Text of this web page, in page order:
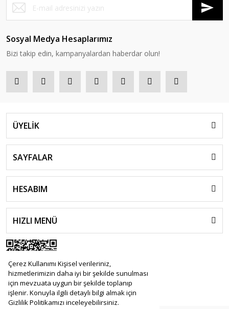
Çerez Kullanımı Kişisel verileriniz,
hizmetlerimizin daha iyi bir şekilde sunulması
için mevzuata uygun bir şekilde toplanıp
işlenir. Konuyla ilgili detaylı bilgi almak için
Gizlilik Politikamızı inceleyebilirsiniz.
Sosyal Medya Hesaplarımız
Bizi takip edin, kampanyalardan haberdar olun!
ÜYELİK
SAYFALAR
HESABIM
HIZLI MENÜ